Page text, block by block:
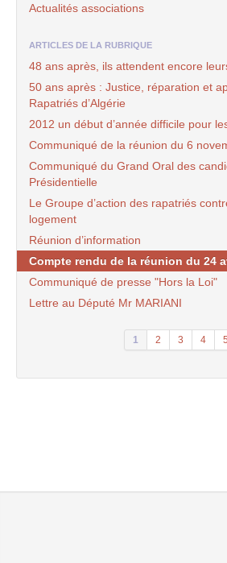
Actualités associations
ARTICLES DE LA RUBRIQUE
48 ans après, ils attendent encore
50 ans après : Justice, réparation et
Rapatriés d’Algérie
2012 un début d’année difficile pour
Communiqué de la réunion du 6
Communiqué du Grand Oral des
Présidentielle
Le Groupe d’action des rapatriés
logement
Réunion d’information
Compte rendu de la réunion du 24
Communiqué de presse "Hors la Loi"
Lettre au Député Mr MARIANI
1 2 3 4 5